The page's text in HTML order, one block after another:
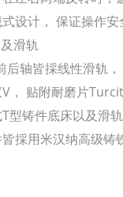
设计， 保证操作安
滑轨
后轴皆採线性滑轨，
， 贴附耐磨片
型铸件底床以及滑轨
採用米汉纳高级铸